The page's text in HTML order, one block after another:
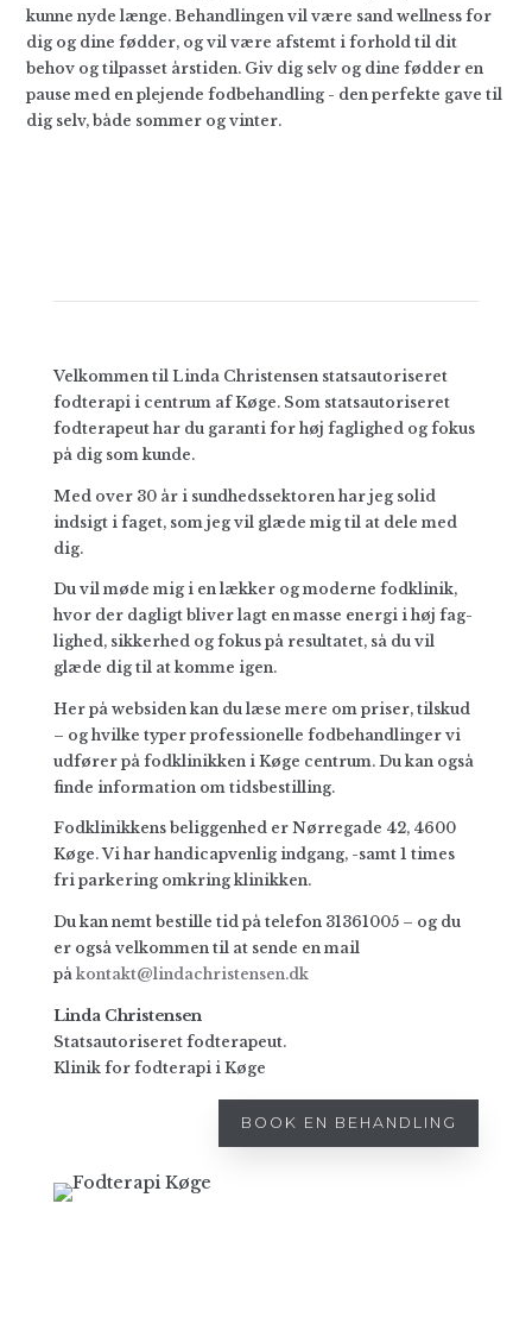
kunne nyde længe. Behand­lingen vil være sand well­ness for
dig og dine fødder, og vil være afstemt i for­hold til dit
behov og til­passet årstiden. Giv dig selv og dine fød­der en
pause med en ple­jende fod­behand­ling - den per­fekte gave til
dig selv, både sommer og vinter.
Velkommen til Linda Christensen stats­autori­seret
fodterapi i centrum af Køge. Som stats­autoriseret
fod­terapeut har du garanti for høj faglighed og fokus
på dig som kunde.
Med over 30 år i sundheds­sektoren har jeg solid
indsigt i faget, som jeg vil glæde mig til at dele med
dig.
Du vil møde mig i en lækker og moderne fod­klinik,
hvor der dagligt bliver lagt en masse energi i høj fag­
lighed, sikker­hed og fokus på resul­tatet, så du vil
glæde dig til at komme igen.
Her på websiden kan du læse mere om priser, til­skud
– og hvilke typer pro­fessio­nelle fod­behand­linger vi
udfører på fodklinikken i Køge cen­trum. Du kan også
finde information om tids­bestilling.
Fodklinikkens belig­genhed er Nørregade 42, 4600
Køge. Vi har handicap­venlig indgang, -samt 1 times
fri parkering omkring klinikken.
Du kan nemt bestille tid på telefon 31361005 – og du
er også velkommen til at sende en mail
på kontakt@lindachristensen.dk
Linda Christensen
Statsautoriseret fodterapeut.
Klinik for fodterapi i Køge
BOOK EN BEHANDLING